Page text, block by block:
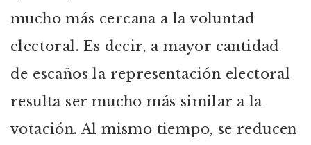
mucho más cercana a la voluntad
electoral. Es decir, a mayor cantidad
de escaños la representación electoral
resulta ser mucho más similar a la
votación. Al mismo tiempo, se reducen